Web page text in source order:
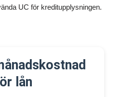
UC för kreditupplysningen.
lån